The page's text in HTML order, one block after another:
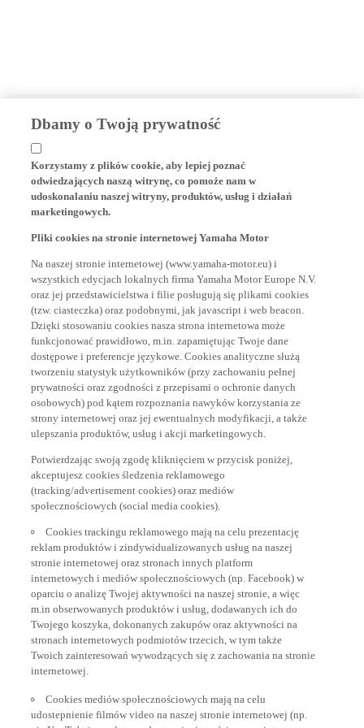
Dbamy o Twoją prywatność
odwiedzających naszą witrynę, co pomoże nam w
udoskonalaniu naszej witryny, produktów, usług i działań
wszystkich edycjach lokalnych firma Yamaha Motor Europe N.V.
oraz jej przedstawicielstwa i filie posługują się plikami cookies
(tzw. ciasteczka) oraz podobnymi, jak javascript i web beacon.
Dzięki stosowaniu cookies nasza strona internetowa może
funkcjonować prawidłowo, m.in. zapamiętując Twoje dane
dostępowe i preferencje językowe. Cookies analityczne służą
tworzeniu statystyk użytkowników (przy zachowaniu pełnej
prywatności oraz zgodności z przepisami o ochronie danych
osobowych) pod kątem rozpoznania nawyków korzystania ze
strony internetowej oraz jej ewentualnych modyfikacji, a także
ulepszania produktów, usług i akcji marketingowych.
akceptujesz cookies śledzenia reklamowego
(tracking/advertisement cookies) oraz mediów
społecznościowych (social media cookies).
reklam produktów i zindywidualizowanych usług na naszej
stronie internetowej oraz stronach innych platform
internetowych i mediów społecznościowych (np. Facebook) w
oparciu o analizę Twojej aktywności na naszej stronie, a więc
m.in obserwowanych produktów i usług, dodawanych ich do
Twojego koszyka, dokonanych zakupów oraz aktywności na
stronach internetowych podmiotów trzecich, w tym także
Twoich zainteresowań wywodzących się z zachowania na stronie
udostepnienie filmów video na naszej stronie internetowej (np.
via YouTube) oraz łatwe udostepnianie treści z naszej strony w